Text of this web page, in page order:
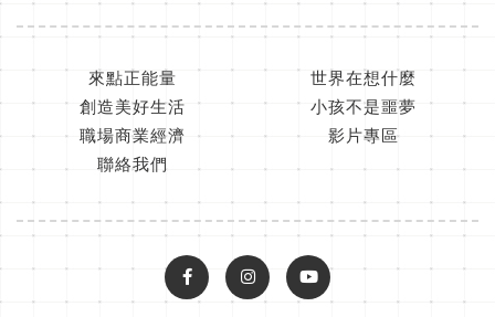
來點正能量
世界在想什麼
創造美好生活
小孩不是噩夢
職場商業經濟
影片專區
聯絡我們